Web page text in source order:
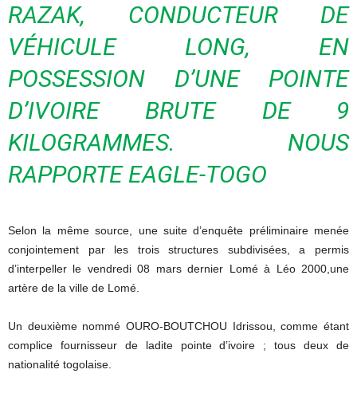
RAZAK, CONDUCTEUR DE
VÉHICULE LONG, EN
POSSESSION D’UNE POINTE
D’IVOIRE BRUTE DE 9
KILOGRAMMES.
NOUS
RAPPORTE EAGLE-TOGO
Selon la même source, une suited’enquête préliminaire menée
conjointement par les trois structures subdivisées, a permis
d’interpeller le vendredi 08 mars dernier Loméà Léo2000,une
artère de la ville de Lomé.
Un deuxième nommé OURO-BOUTCHOU Idrissou , comme étant
complice fournisseur de ladite pointe d’ivoire ; tous deux de
nationalité togolaise.